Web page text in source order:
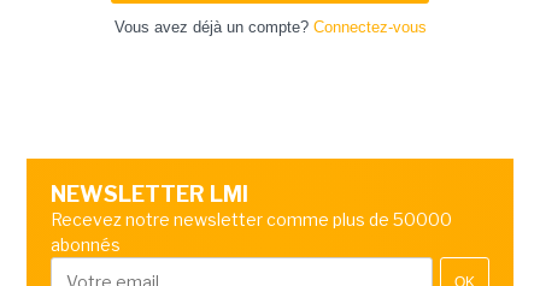
Vous avez déjà un compte? Connectez-vous
NEWSLETTER LMI
Recevez notre newsletter comme plus de 50000
abonnés